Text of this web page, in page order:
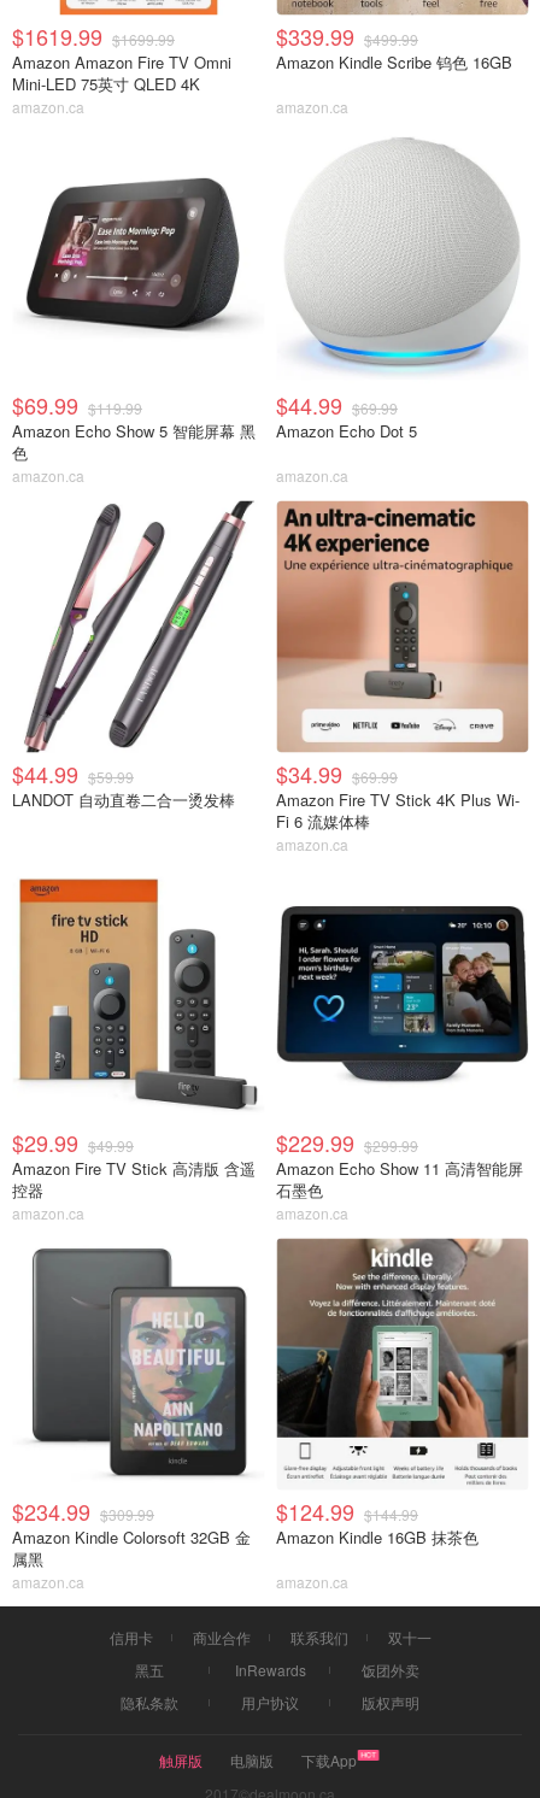
$1619.99 $1699.99
Amazon Amazon Fire TV Omni
Mini-LED 75英寸 QLED 4K
amazon.ca
$339.99 $499.99
Amazon Kindle Scribe 钨色 16GB
amazon.ca
$69.99 $119.99
Amazon Echo Show 5 智能屏幕 黑
色
amazon.ca
$44.99 $69.99
Amazon Echo Dot 5
amazon.ca
$44.99 $59.99
LANDOT 自动直卷二合一烫发棒
$34.99 $69.99
Amazon Fire TV Stick 4K Plus Wi-
Fi 6 流媒体棒
amazon.ca
$29.99 $49.99
Amazon Fire TV Stick 高清版 含遥
控器
amazon.ca
$229.99 $299.99
Amazon Echo Show 11 高清智能屏
石墨色
amazon.ca
$234.99 $309.99
Amazon Kindle Colorsoft 32GB 金
属黑
amazon.ca
$124.99 $144.99
Amazon Kindle 16GB 抹茶色
amazon.ca
信用卡 商业合作 联系我们
双十一
黑五
InRewards
饭团外卖
隐私条款
用户协议 版权声明
触屏版 电脑版
下载App
2017©dealmoon.ca